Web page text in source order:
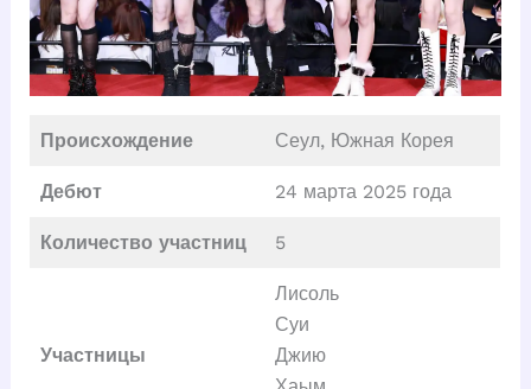
Происхождение Сеул, Южная Корея
Дебют 24 марта 2025 года
Количество участниц 5
Участницы
Лисоль
Суи
Джию